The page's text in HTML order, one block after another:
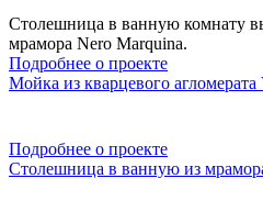
Столешница в ванную комнату
мрамора Nero Marquina.
Подробнее о проекте
Мойка из кварцевого
Подробнее о проекте
Столешница в ванную из